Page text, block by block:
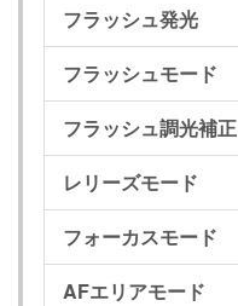
フラッシュ発光
フラッシュモード
フラッシュ調光補正
レリーズモード
フォーカスモード
AFエリアモード